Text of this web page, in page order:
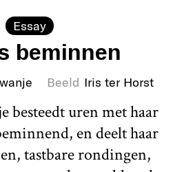
Essay
beminnen
Beeld Iris ter Horst
besteedt uren met haar
en deelt haar
tastbare rondingen,